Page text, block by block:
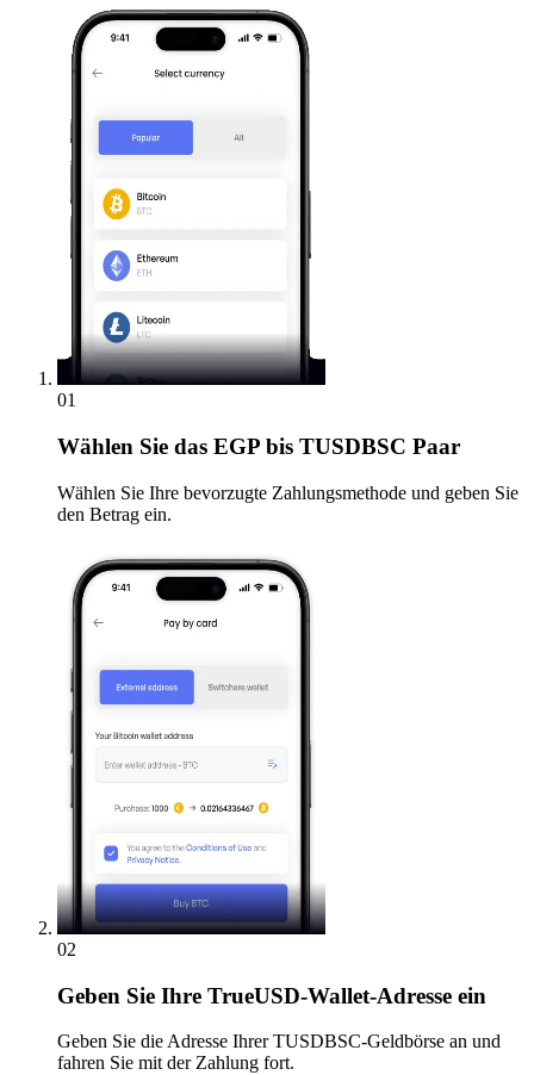
01
Wählen Sie das EGP bis TUSDBSC Paar
Wählen Sie Ihre bevorzugte Zahlungsmethode und geben Sie
den Betrag ein.
02
Geben Sie Ihre TrueUSD-Wallet-Adresse ein
Geben Sie die Adresse Ihrer TUSDBSC-Geldbörse an und
fahren Sie mit der Zahlung fort.